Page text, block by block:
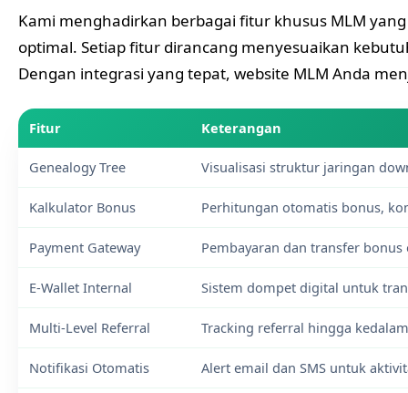
Kami menghadirkan berbagai fitur khusus MLM
optimal. Setiap fitur dirancang menyesuaikan
Dengan integrasi yang tepat, website MLM Anda
Fitur Keterangan
Genealogy Tree Visualisasi struktur jaringan
Kalkulator Bonus Perhitungan otomatis bonus,
Payment Gateway Pembayaran dan transfer
E-Wallet Internal Sistem dompet digital untuk
Multi-Level Referral Tracking referral hingga
Notifikasi Otomatis Alert email dan SMS untuk